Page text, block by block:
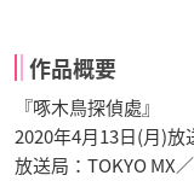
作品概要
『啄木鳥探偵處』
2020年4月13日(月)
放送局：TOKYO MX